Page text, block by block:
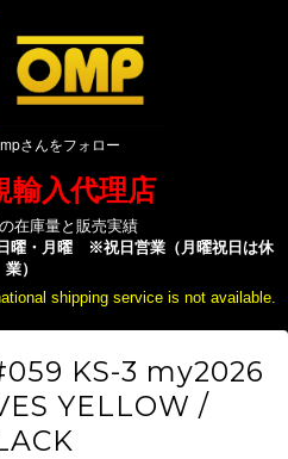
輸入代理店
在庫量と販売実績
曜・月曜 ※祝日営業（月曜祝日は休
業）
shipping service is not available.
KS-3 my2026
YELLOW /